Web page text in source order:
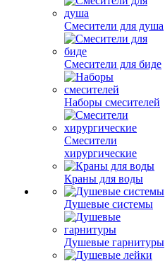
Смесители для душа
Смесители для биде
Наборы смесителей
Смесители
хирургические
Краны для воды
Душевые системы
Душевые гарнитуры